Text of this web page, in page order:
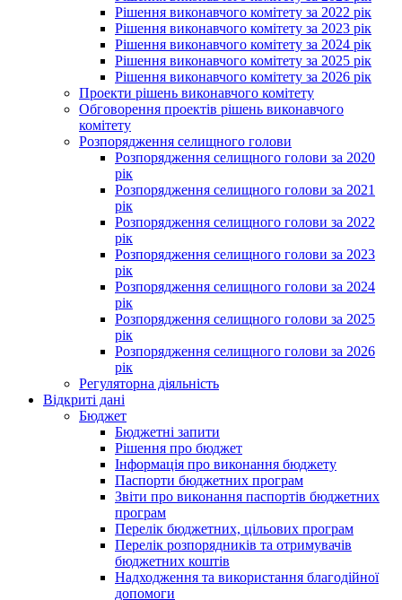
Рішення виконавчого комітету за 2022 рік
Рішення виконавчого комітету за 2023 рік
Рішення виконавчого комітету за 2024 рік
Рішення виконавчого комітету за 2025 рік
Рішення виконавчого комітету за 2026 рік
Проекти рішень виконавчого комітету
Обговорення проектів рішень виконавчого
комітету
Розпорядження селищного голови
Розпорядження селищного голови за 2020
рік
Розпорядження селищного голови за 2021
рік
Розпорядження селищного голови за 2022
рік
Розпорядження селищного голови за 2023
рік
Розпорядження селищного голови за 2024
рік
Розпорядження селищного голови за 2025
рік
Розпорядження селищного голови за 2026
рік
Регуляторна діяльність
Відкриті дані
Бюджет
Бюджетні запити
Рішення про бюджет
Інформація про виконання бюджету
Паспорти бюджетних програм
Звіти про виконання паспортів бюджетних
програм
Перелік бюджетних, цільових програм
Перелік розпорядників та отримувачів
бюджетних коштів
Надходження та використання благодійної
допомоги